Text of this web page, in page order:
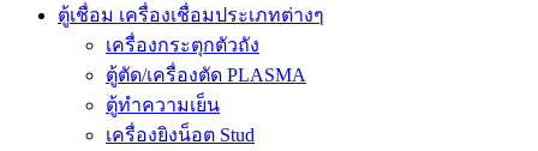
ตู้เชื่อม เครื่องเชื่อมประเภทต่างๆ
เครื่องกระตุกตัวถัง
ตู้ตัด/เครื่องตัด PLASMA
ตู้ทำความเย็น
เครื่องยิงน็อต Stud